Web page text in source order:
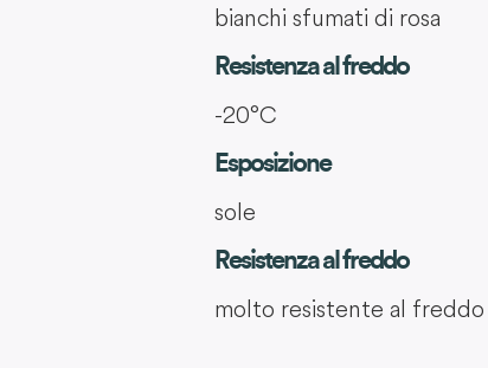
bianchi sfumati di rosa
Resistenza al freddo
-20°C
Esposizione
sole
Resistenza al freddo
molto resistente al freddo